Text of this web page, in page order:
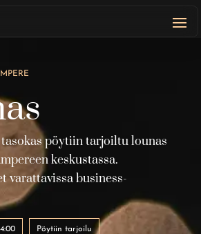
pöytiin tarjoiltu lounas
keskustassa.
varattavissa business-
Pöytiin tarjoilu